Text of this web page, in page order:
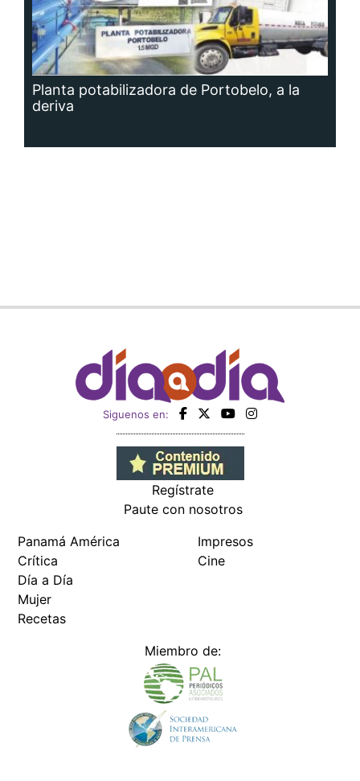
Planta potabilizadora de Portobelo, a la
deriva
Siguenos en:
Regístrate
Paute con nosotros
Panamá América
Crítica
Día a Día
Mujer
Recetas
Impresos
Cine
Miembro de: